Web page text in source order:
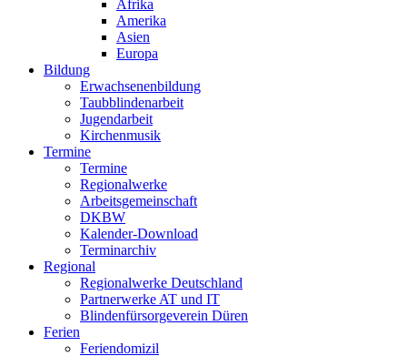
Afrika
Amerika
Asien
Europa
Bildung
Erwachsenenbildung
Taubblindenarbeit
Jugendarbeit
Kirchenmusik
Termine
Termine
Regionalwerke
Arbeitsgemeinschaft
DKBW
Kalender-Download
Terminarchiv
Regional
Regionalwerke Deutschland
Partnerwerke AT und IT
Blindenfürsorgeverein Düren
Ferien
Feriendomizil